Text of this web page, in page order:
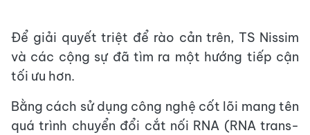
Để giải quyết triệt để rào cản trên, TS Nissim
và các cộng sự đã tìm ra một hướng tiếp cận
tối ưu hơn.
Bằng cách sử dụng công nghệ cốt lõi mang tên
quá trình chuyển đổi cắt nối RNA (RNA trans-